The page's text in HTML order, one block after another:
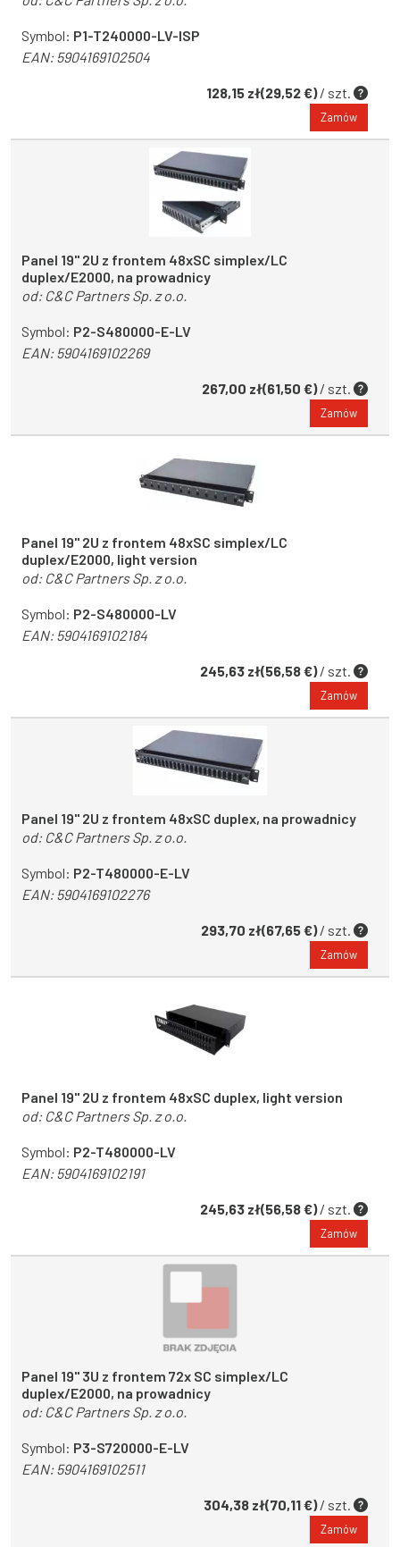
Symbol: P1-T240000-LV-ISP
EAN:5904169102504
128,15 zł(29,52 €)/ szt.
Zamów
Panel 19'' 2U z frontem 48xSC simplex/LC
duplex/E2000, na prowadnicy
od: C&C Partners Sp. z o.o.
Symbol: P2-S480000-E-LV
EAN:5904169102269
267,00 zł(61,50 €)/ szt.
Zamów
Panel 19'' 2U z frontem 48xSC simplex/LC
duplex/E2000, light version
od: C&C Partners Sp. z o.o.
Symbol: P2-S480000-LV
EAN:5904169102184
245,63 zł(56,58 €)/ szt.
Zamów
Panel 19'' 2U z frontem 48xSC duplex, na prowadnicy
od: C&C Partners Sp. z o.o.
Symbol: P2-T480000-E-LV
EAN:5904169102276
293,70 zł(67,65 €)/ szt.
Zamów
Panel 19'' 2U z frontem 48xSC duplex, light version
od: C&C Partners Sp. z o.o.
Symbol: P2-T480000-LV
EAN:5904169102191
245,63 zł(56,58 €)/ szt.
Zamów
Panel 19'' 3U z frontem 72x SC simplex/LC
duplex/E2000, na prowadnicy
od: C&C Partners Sp. z o.o.
Symbol: P3-S720000-E-LV
EAN:5904169102511
304,38 zł(70,11 €)/ szt.
Zamów